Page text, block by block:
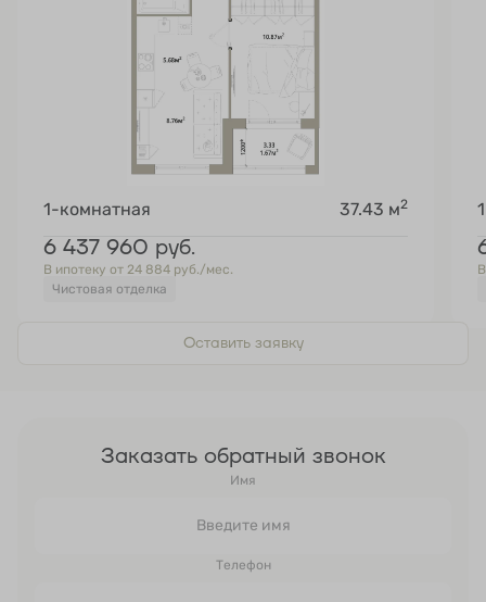
1-комнатная 37.43 м2
6 437 960 руб.
В ипотеку от 24 884 руб./мес.
Чистовая отделка
Оставить заявку
Заказать обратный звонок
Имя
Телефон